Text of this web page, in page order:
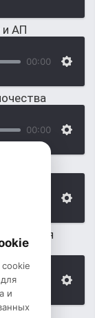
и АП
00:00
00:00
cookie
и